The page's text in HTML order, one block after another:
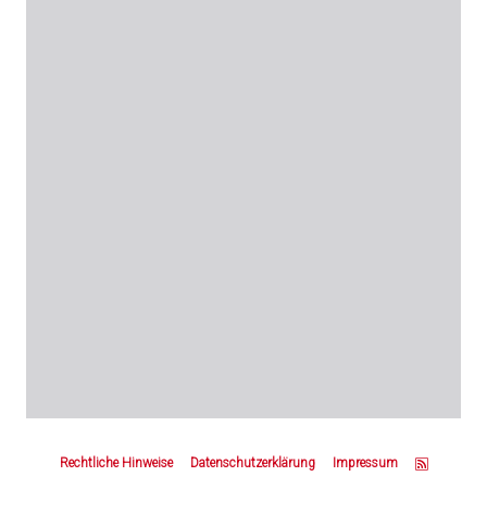
Rechtliche Hinweise Datenschutzerklärung Impressum